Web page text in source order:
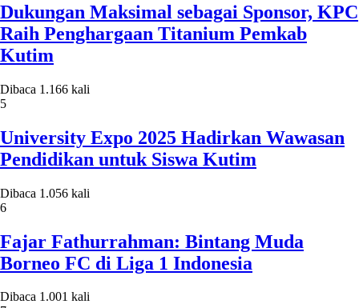
Dukungan Maksimal sebagai Sponsor, KPC
Raih Penghargaan Titanium Pemkab
Kutim
Dibaca 1.166 kali
5
University Expo 2025 Hadirkan Wawasan
Pendidikan untuk Siswa Kutim
Dibaca 1.056 kali
6
Fajar Fathurrahman: Bintang Muda
Borneo FC di Liga 1 Indonesia
Dibaca 1.001 kali